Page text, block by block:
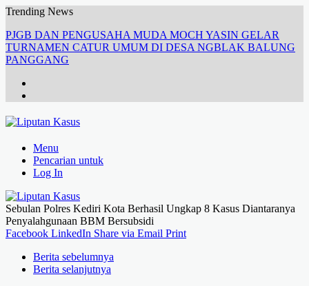
Trending News
PJGB DAN PENGUSAHA MUDA MOCH YASIN GELAR
TURNAMEN CATUR UMUM DI DESA NGBLAK BALUNG
PANGGANG
Menu
Pencarian untuk
Log In
Sebulan Polres Kediri Kota Berhasil Ungkap 8 Kasus Diantaranya
Penyalahgunaan BBM Bersubsidi
Facebook LinkedIn Share via Email Print
Berita sebelumnya
Berita selanjutnya